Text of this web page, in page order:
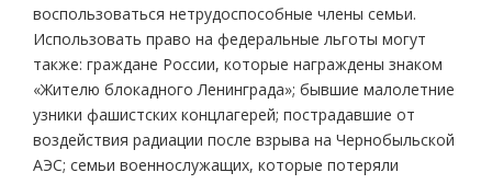
воспользоваться нетрудоспособные члены семьи.
Использовать право на федеральные льготы могут
также: граждане России, которые награждены знаком
«Жителю блокадного Ленинграда»; бывшие малолетние
узники фашистских концлагерей; пострадавшие от
воздействия радиации после взрыва на Чернобыльской
АЭС; семьи военнослужащих, которые потеряли